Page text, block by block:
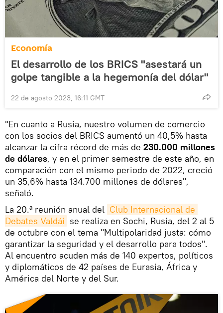
Economía
El desarrollo de los BRICS "asestará un
golpe tangible a la hegemonía del dólar"
22 de agosto 2023, 16:11 GMT
"En cuanto a Rusia, nuestro volumen de comercio
con los socios del BRICS aumentó un 40,5% hasta
alcanzar la cifra récord de más de 230.000 millones
de dólares, y en el primer semestre de este año, en
comparación con el mismo periodo de 2022, creció
un 35,6% hasta 134.700 millones de dólares",
señaló.
La 20.ª reunión anual del Club Internacional de
Debates Valdái se realiza en Sochi, Rusia, del 2 al 5
de octubre con el tema "Multipolaridad justa: cómo
garantizar la seguridad y el desarrollo para todos".
Al encuentro acuden más de 140 expertos, políticos
y diplomáticos de 42 países de Eurasia, África y
América del Norte y del Sur.